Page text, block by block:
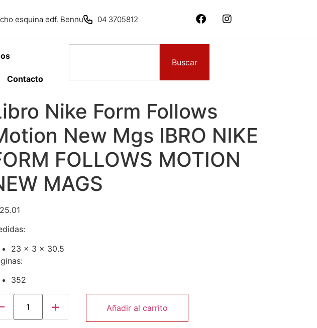
esquina edf. Bennu 04 3705812
Contacto
Buscar
Nike Form Follows
New Mgs IBRO NIKE
FOLLOWS MOTION
MAGS
23 x 3 x 30.5
352
Añadir al carrito